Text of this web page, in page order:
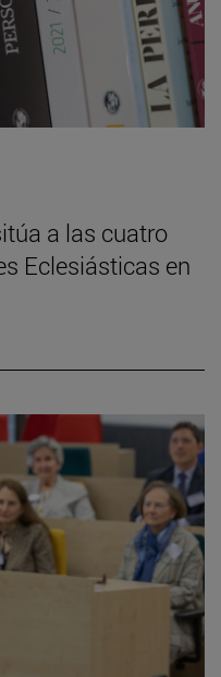
a las cuatro
Eclesiásticas en